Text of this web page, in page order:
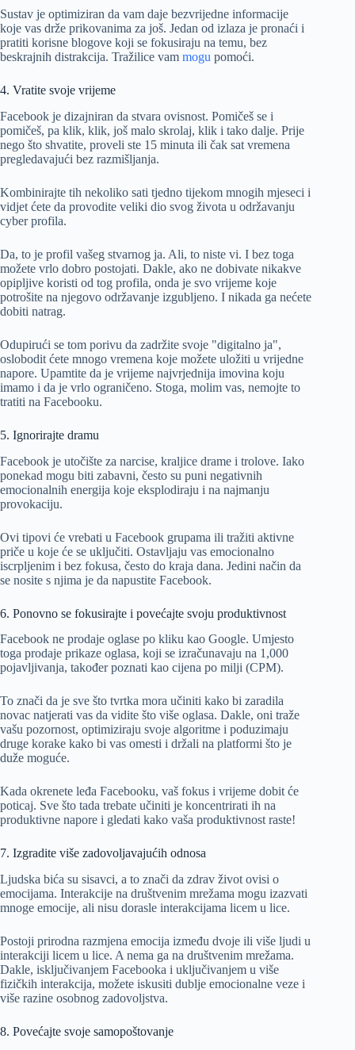
Sustav je optimiziran da vam daje bezvrijedne informacije
koje vas drže prikovanima za još. Jedan od izlaza je pronaći i
pratiti korisne blogove koji se fokusiraju na temu, bez
beskrajnih distrakcija. Tražilice vam mogu pomoći.
4. Vratite svoje vrijeme
Facebook je dizajniran da stvara ovisnost. Pomičeš se i
pomičeš, pa klik, klik, još malo skrolaj, klik i tako dalje. Prije
nego što shvatite, proveli ste 15 minuta ili čak sat vremena
pregledavajući bez razmišljanja.
Kombinirajte tih nekoliko sati tjedno tijekom mnogih mjeseci i
vidjet ćete da provodite veliki dio svog života u održavanju
cyber profila.
Da, to je profil vašeg stvarnog ja. Ali, to niste vi. I bez toga
možete vrlo dobro postojati. Dakle, ako ne dobivate nikakve
opipljive koristi od tog profila, onda je svo vrijeme koje
potrošite na njegovo održavanje izgubljeno. I nikada ga nećete
dobiti natrag.
Odupirući se tom porivu da zadržite svoje "digitalno ja",
oslobodit ćete mnogo vremena koje možete uložiti u vrijedne
napore. Upamtite da je vrijeme najvrjednija imovina koju
imamo i da je vrlo ograničeno. Stoga, molim vas, nemojte to
tratiti na Facebooku.
5. Ignorirajte dramu
Facebook je utočište za narcise, kraljice drame i trolove. Iako
ponekad mogu biti zabavni, često su puni negativnih
emocionalnih energija koje eksplodiraju i na najmanju
provokaciju.
Ovi tipovi će vrebati u Facebook grupama ili tražiti aktivne
priče u koje će se uključiti. Ostavljaju vas emocionalno
iscrpljenim i bez fokusa, često do kraja dana. Jedini način da
se nosite s njima je da napustite Facebook.
6. Ponovno se fokusirajte i povećajte svoju produktivnost
Facebook ne prodaje oglase po kliku kao Google. Umjesto
toga prodaje prikaze oglasa, koji se izračunavaju na 1,000
pojavljivanja, također poznati kao cijena po milji (CPM).
To znači da je sve što tvrtka mora učiniti kako bi zaradila
novac natjerati vas da vidite što više oglasa. Dakle, oni traže
vašu pozornost, optimiziraju svoje algoritme i poduzimaju
druge korake kako bi vas omesti i držali na platformi što je
duže moguće.
Kada okrenete leđa Facebooku, vaš fokus i vrijeme dobit će
poticaj. Sve što tada trebate učiniti je koncentrirati ih na
produktivne napore i gledati kako vaša produktivnost raste!
7. Izgradite više zadovoljavajućih odnosa
Ljudska bića su sisavci, a to znači da zdrav život ovisi o
emocijama. Interakcije na društvenim mrežama mogu izazvati
mnoge emocije, ali nisu dorasle interakcijama licem u lice.
Postoji prirodna razmjena emocija između dvoje ili više ljudi u
interakciji licem u lice. A nema ga na društvenim mrežama.
Dakle, isključivanjem Facebooka i uključivanjem u više
fizičkih interakcija, možete iskusiti dublje emocionalne veze i
više razine osobnog zadovoljstva.
8. Povećajte svoje samopoštovanje